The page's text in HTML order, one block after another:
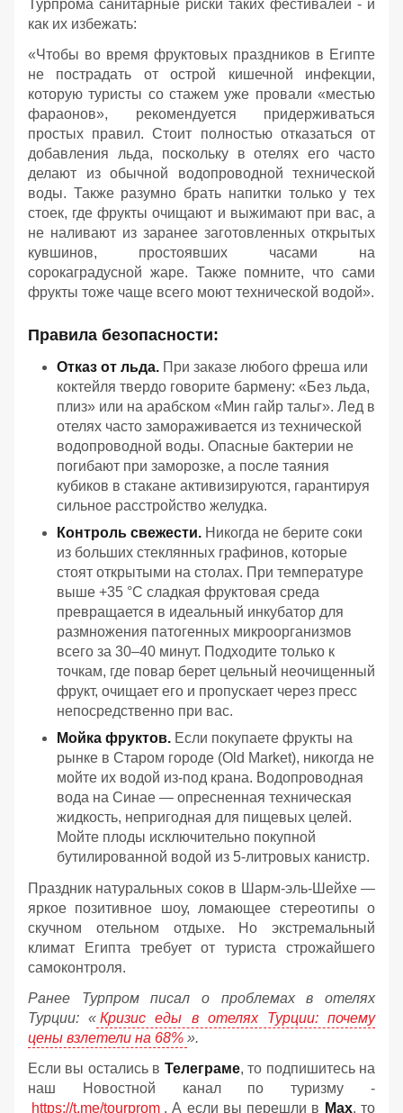
Турпрома санитарные риски таких фестивалей - и
как их избежать:
«Чтобы во время фруктовых праздников в Египте
не пострадать от острой кишечной инфекции,
которую туристы со стажем уже провали «местью
фараонов», рекомендуется придерживаться
простых правил. Стоит полностью отказаться от
добавления льда, поскольку в отелях его часто
делают из обычной водопроводной технической
воды. Также разумно брать напитки только у тех
стоек, где фрукты очищают и выжимают при вас, а
не наливают из заранее заготовленных открытых
кувшинов, простоявших часами на
сорокаградусной жаре. Также помните, что сами
фрукты тоже чаще всего моют технической водой».
Правила безопасности:
Отказ от льда. При заказе любого фреша или
коктейля твердо говорите бармену: «Без льда,
плиз» или на арабском «Мин гайр тальг». Лед в
отелях часто замораживается из технической
водопроводной воды. Опасные бактерии не
погибают при заморозке, а после таяния
кубиков в стакане активизируются, гарантируя
сильное расстройство желудка.
Контроль свежести. Никогда не берите соки
из больших стеклянных графинов, которые
стоят открытыми на столах. При температуре
выше +35 °C сладкая фруктовая среда
превращается в идеальный инкубатор для
размножения патогенных микроорганизмов
всего за 30–40 минут. Подходите только к
точкам, где повар берет цельный неочищенный
фрукт, очищает его и пропускает через пресс
непосредственно при вас.
Мойка фруктов. Если покупаете фрукты на
рынке в Старом городе (Old Market), никогда не
мойте их водой из-под крана. Водопроводная
вода на Синае — опресненная техническая
жидкость, непригодная для пищевых целей.
Мойте плоды исключительно покупной
бутилированной водой из 5-литровых канистр.
Праздник натуральных соков в Шарм-эль-Шейхе —
яркое позитивное шоу, ломающее стереотипы о
скучном отельном отдыхе. Но экстремальный
климат Египта требует от туриста строжайшего
самоконтроля.
Ранее Турпром писал о проблемах в отелях
Турции: « Кризис еды в отелях Турции: почему
цены взлетели на 68% ».
Если вы остались в Телеграме, то подпишитесь на
наш Новостной канал по туризму -
https://t.me/tourprom . А если вы перешли в Мах, то